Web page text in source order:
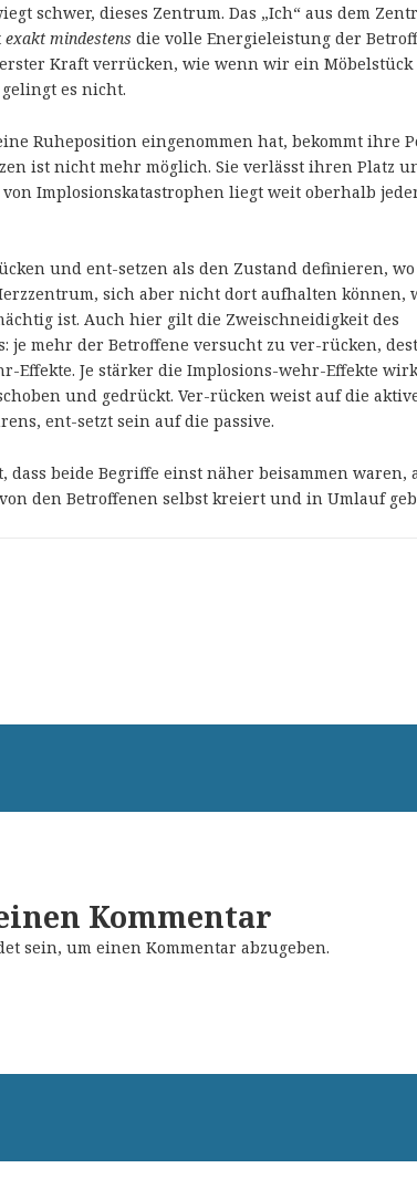
schwer, dieses Zentrum. Das „Ich“ aus dem
exakt mindestens die volle Energieleistung der
Kraft verrücken, wie wenn wir ein
es nicht.
Ruheposition eingenommen hat, bekommt ihre
ist nicht mehr möglich. Sie verlässt ihren Platz
Implosionskatastrophen liegt weit oberhalb
und ent-setzen als den Zustand definieren,
sich aber nicht dort aufhalten können,
ist. Auch hier gilt die Zweischneidigkeit des
je mehr der Betroffene versucht zu ver-rücken,
Effekte. Je stärker die Implosions-wehr-Effekte
und gedrückt. Ver-rücken weist auf die
ent-setzt sein auf die passive.
dass beide Begriffe einst näher beisammen waren,
den Betroffenen selbst kreiert und in Umlauf
Kommentar
sein, um einen Kommentar abzugeben.